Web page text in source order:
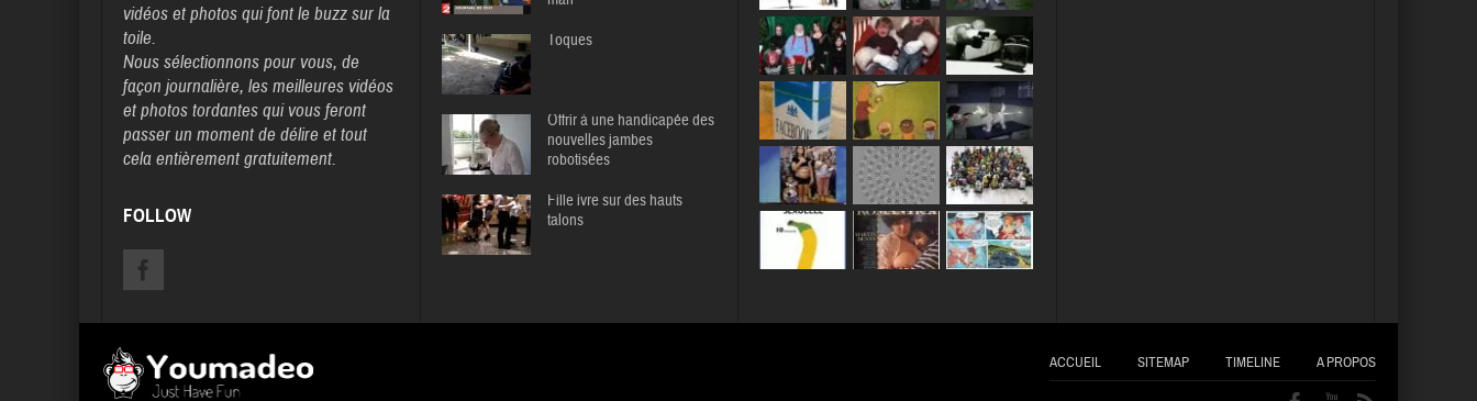
vidéos et photos qui font le buzz sur la
toile.
Nous sélectionnons pour vous, de
façon journalière, les meilleures vidéos
et photos tordantes qui vous feront
passer un moment de délire et tout
cela entièrement gratuitement.
FOLLOW
Toques
Offrir à une handicapée des
nouvelles jambes
robotisées
Fille ivre sur des hauts
talons
ACCUEIL SITEMAP TIMELINE A PROPOS